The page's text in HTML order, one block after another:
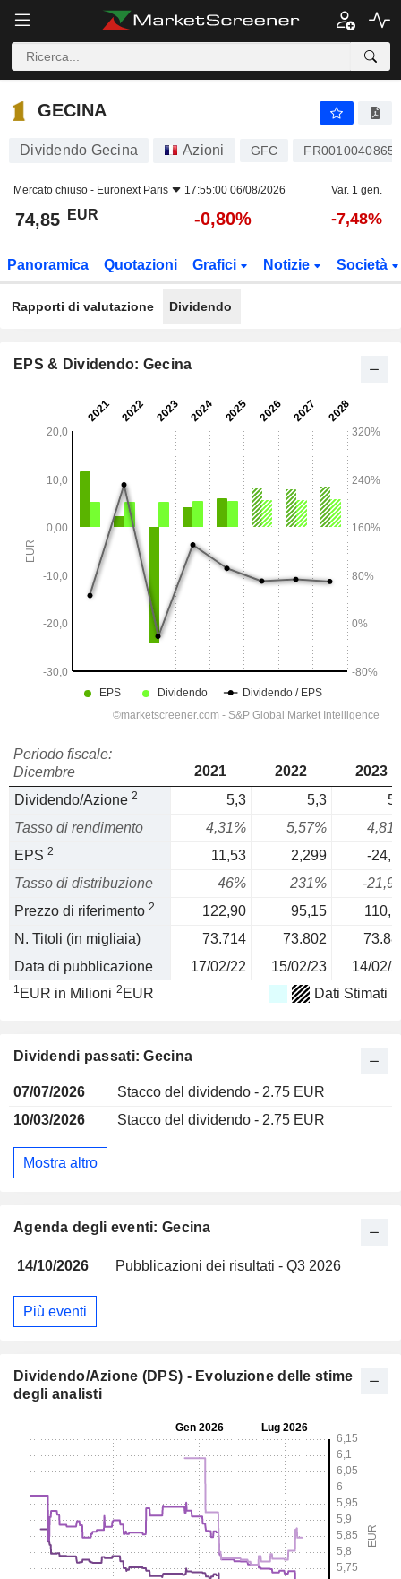
GECINA
GECINA
Dividendo Gecina Azioni GFC FR0010040865
Mercato chiuso - Euronext Paris 17:55:00 06/08/2026 Var. 1 gen.
74,85 EUR -0,80% -7,48%
Panoramica Quotazioni Grafici Notizie Società
Rapporti di valutazione Dividendo
EPS & Dividendo: Gecina
Periodo fiscale:
Dicembre
2021 2022
2023
Dividendo/Azione 2 5,3 5,3
Tasso di rendimento
4,31% 5,57%
EPS 2 11,53 2,299
-
Tasso di distribuzione
46% 231%
-
Prezzo di riferimento 2 122,90 95,15
N. Titoli (in migliaia)
73.714 73.802
Data di pubblicazione
17/02/22 15/02/23 14/02/
1 EUR in Milioni 2 EUR Dati Stimati
Dividendi passati: Gecina
07/07/2026
Stacco del dividendo - 2.75 EUR
10/03/2026
Stacco del dividendo - 2.75 EUR
Mostra altro
Agenda degli eventi: Gecina
14/10/2026 Pubblicazioni dei risultati - Q3 2026
Più eventi
Dividendo/Azione (DPS) - Evoluzione delle stime
degli analisti